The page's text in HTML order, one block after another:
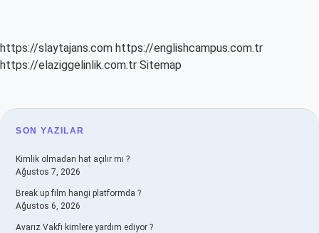
https://slaytajans.com https://englishcampus.com.tr
https://elaziggelinlik.com.tr Sitemap
SIDEBAR
SON YAZILAR
Kimlik olmadan hat açılır mı ?
Ağustos 7, 2026
Break up film hangi platformda ?
Ağustos 6, 2026
Avarız Vakfı kimlere yardım ediyor ?